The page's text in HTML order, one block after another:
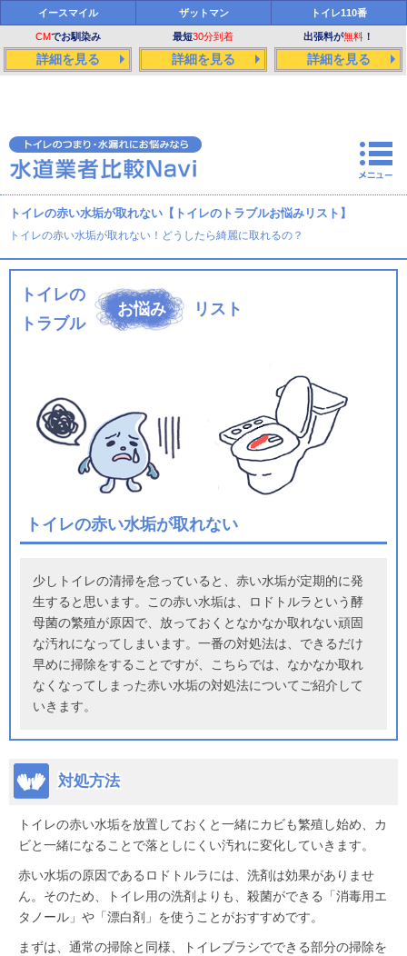
イースマイル ザットマン トイレ110番
CMでお馴染み 最短30分到着 出張料が無料 ！
詳細を見る 詳細を見る 詳細を見る
トイレの赤い水垢が取れない【トイレのトラブルお悩みリスト】
トイレの赤い水垢が取れない！どうしたら綺麗に取れるの？
トイレの
トラブル
お悩み リスト
トイレの赤い水垢が取れない
少しトイレの清掃を怠っていると、赤い水垢が定期的に発
生すると思います。この赤い水垢は、ロドトルラという酵
母菌の繁殖が原因で、放っておくとなかなか取れない頑固
な汚れになってしまいます。一番の対処法は、できるだけ
早めに掃除をすることですが、こちらでは、なかなか取れ
なくなってしまった赤い水垢の対処法についてご紹介して
いきます。
対処方法
トイレの赤い水垢を放置しておくと一緒にカビも繁殖し始め、カ
ビと一緒になることで落としにくい汚れに変化していきます。
赤い水垢の原因であるロドトルラには、洗剤は効果がありませ
ん。そのため、トイレ用の洗剤よりも、殺菌ができる「消毒用エ
タノール」や「漂白剤」を使うことがおすすめです。
まずは、通常の掃除と同様、トイレブラシでできる部分の掃除を